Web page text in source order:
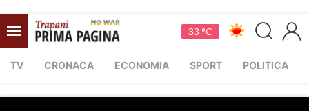
33 °C
TV CRONACA ECONOMIA SPORT POLITICA